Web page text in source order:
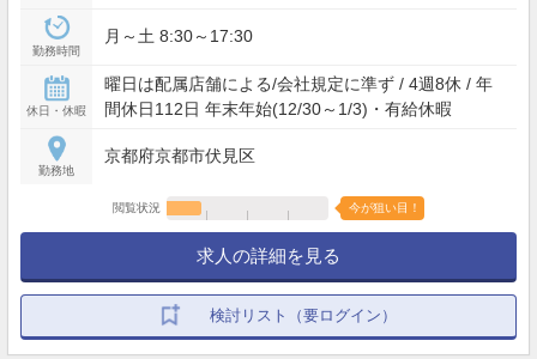
勤務時間
月～土 8:30～17:30
休日・休暇
曜日は配属店舗による/会社規定に準ず / 4週8休 / 年
間休日112日 年末年始(12/30～1/3)・有給休暇
勤務地
京都府京都市伏見区
閲覧状況 今が狙い目！
求人の詳細を見る
検討リスト（要ログイン）